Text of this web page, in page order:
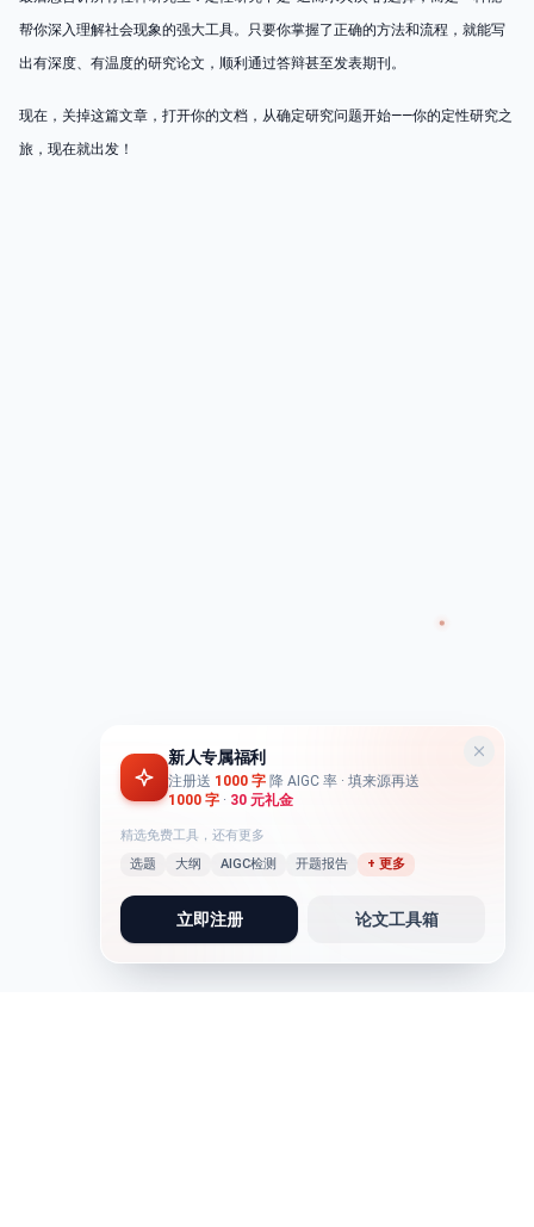
帮你深入理解社会现象的强大工具。只要你掌握了正确的方法和流程，就能写
出有深度、有温度的研究论文，顺利通过答辩甚至发表期刊。
现在，关掉这篇文章，打开你的文档，从确定研究问题开始——你的定性研究之
旅，现在就出发！
新人专属福利
注册送 1000 字 降 AIGC 率 · 填来源再送
1000 字 · 30 元礼金
精选免费工具，还有更多
选题
大纲 AIGC检测 开题报告 + 更多
立即注册 论文工具箱